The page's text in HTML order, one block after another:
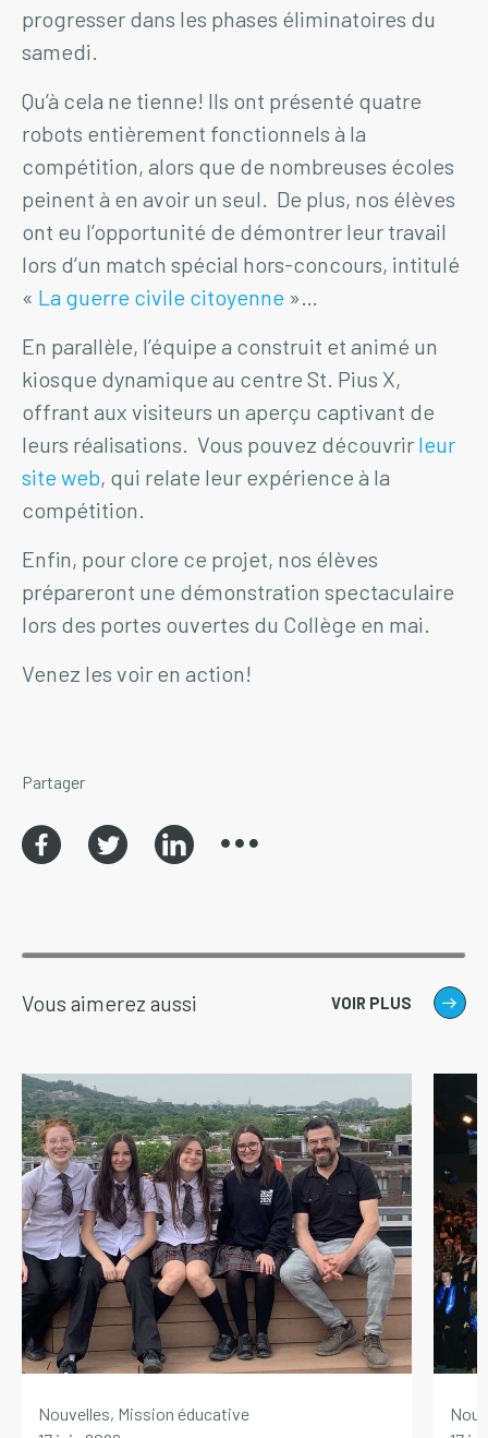
progresser dans les phases éliminatoires du
samedi.
Qu’à cela ne tienne! Ils ont présenté quatre
robots entièrement fonctionnels à la
compétition, alors que de nombreuses écoles
peinent à en avoir un seul. De plus, nos élèves
ont eu l’opportunité de démontrer leur travail
lors d’un match spécial hors-concours, intitulé
« La guerre civile citoyenne »…
En parallèle, l’équipe a construit et animé un
kiosque dynamique au centre St. Pius X,
offrant aux visiteurs un aperçu captivant de
leurs réalisations. Vous pouvez découvrir leur
site web, qui relate leur expérience à la
compétition.
Enfin, pour clore ce projet, nos élèves
prépareront une démonstration spectaculaire
lors des portes ouvertes du Collège en mai.
Venez les voir en action!
Partager
Vous aimerez aussi VOIR PLUS
Nouvelles, Mission éducative